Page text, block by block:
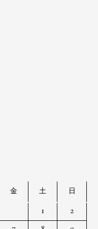
金 土 日
1
2